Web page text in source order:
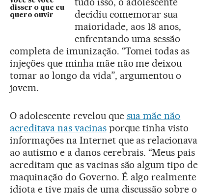
disser o que eu
quero ouvir
decidiu comemorar sua
maioridade, aos 18 anos,
enfrentando uma sessão
completa de imunização. “Tomei todas as
injeções que minha mãe não me deixou
tomar ao longo da vida”, argumentou o
jovem.
O adolescente revelou que sua mãe não
acreditava nas vacinasporque tinha visto
informações na Internet que as relacionava
ao autismo e a danos cerebrais. “Meus pais
acreditam que as vacinas são algum tipo de
maquinação do Governo. É algo realmente
idiota e tive mais de uma discussão sobre o